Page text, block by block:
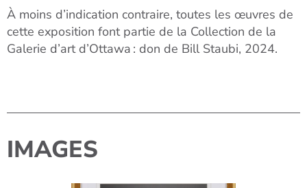
À moins d’indication contraire, toutes les œuvres de
cette exposition font partie de la Collection de la
Galerie d’art d’Ottawa : don de Bill Staubi, 2024.
IMAGES